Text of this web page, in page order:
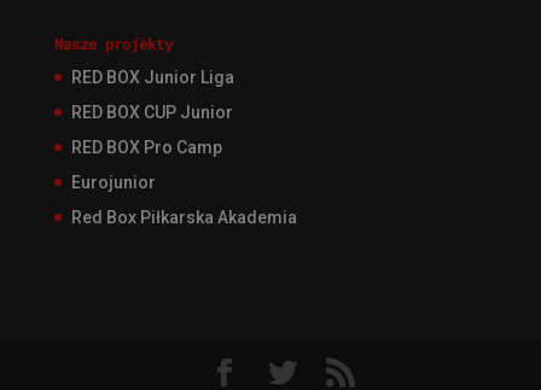
Nasze projekty
RED BOX Junior Liga
RED BOX CUP Junior
RED BOX Pro Camp
Eurojunior
Red Box Piłkarska Akademia